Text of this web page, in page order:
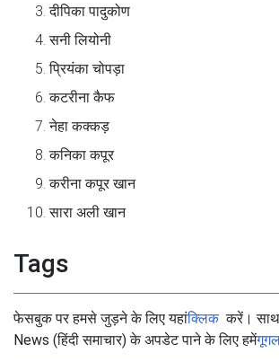
दीपिका पादुकोण
सनी लियोनी
प्रियंका चोपड़ा
कटरीना कैफ
नेहा कक्कड़
कनिका कपूर
करीना कपूर खान
सारा अली खान
Tags
फेसबुक पर हमसे जुड़ने के लिए यहांक्लिककरें। साथ
News (हिंदी समाचार) के अपडेट पाने के लिए हमें